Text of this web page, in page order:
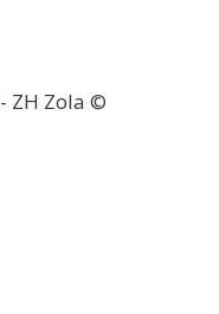
- ZH Zola ©